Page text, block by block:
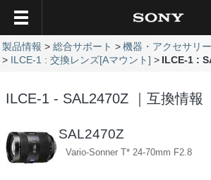
製品情報 総合サポート
機器・アクセサリ
ILCE-1 : 交換レンズ[Aマウント]
ILCE-1 :
ILCE-1 - SAL2470Z ｜互換情報
SAL2470Z
Vario-Sonner T* 24-70mm F2.8